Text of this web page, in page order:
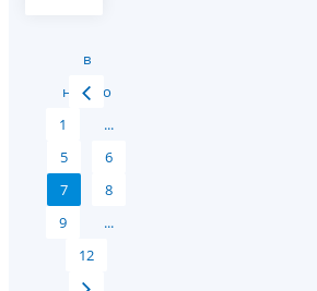
в
начало
1
...
5
6
7
8
9
...
12